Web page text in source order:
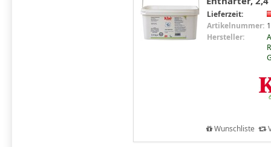
Lieferzeit:
Artikelnummer:
Hersteller:
Wunschliste